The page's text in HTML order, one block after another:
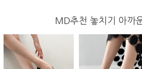
MD추천 놓치기 아까